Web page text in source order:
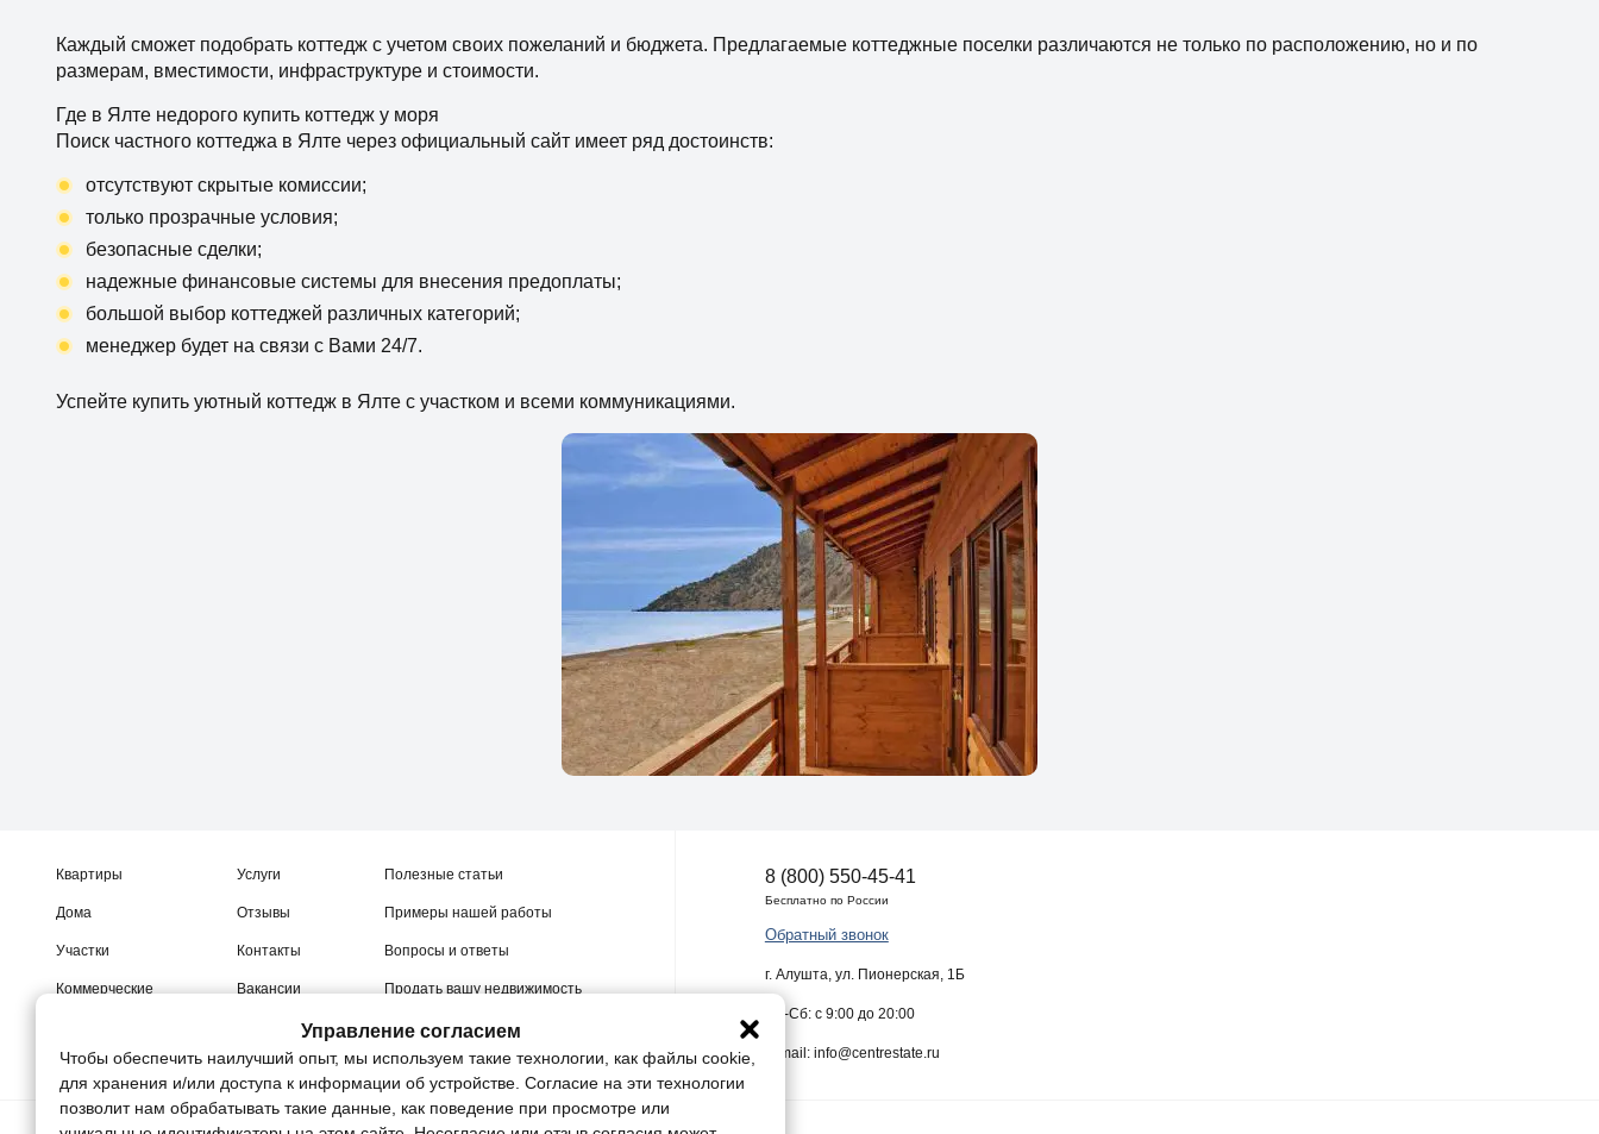
Каждый сможет подобрать коттедж с учетом своих пожеланий и бюджета. Предлагаемые коттеджные поселки различаются не только по расположению, но и по
размерам, вместимости, инфраструктуре и стоимости.
Где в Ялте недорого купить коттедж у моря
Поиск частного коттеджа в Ялте через официальный сайт имеет ряд достоинств:
отсутствуют скрытые комиссии;
только прозрачные условия;
безопасные сделки;
надежные финансовые системы для внесения предоплаты;
большой выбор коттеджей различных категорий;
менеджер будет на связи с Вами 24/7.
Успейте купить уютный коттедж в Ялте с участком и всеми коммуникациями.
Квартиры
Дома
Участки
Коммерческие
Услуги
Отзывы
Контакты
Вакансии
Полезные статьи
Примеры нашей работы
Вопросы и ответы
Продать вашу недвижимость
8 (800) 550-45-41
Бесплатно по России
Обратный звонок
г. Алушта, ул. Пионерская, 1Б
Пн-Сб: с 9:00 до 20:00
E-mail: info@centrestate.ru
Управление согласием
Чтобы обеспечить наилучший опыт, мы используем такие технологии, как файлы cookie,
для хранения и/или доступа к информации об устройстве. Согласие на эти технологии
позволит нам обрабатывать такие данные, как поведение при просмотре или